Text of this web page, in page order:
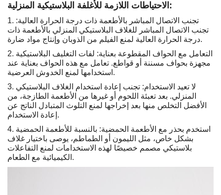
الاحتياطات اللازمة للأغلفة البلاستيكية المنزلية:
1. تجنب الاتصال المباشر بالأطعمة ذات درجة الحرارة العالية:
تجنب الاتصال المباشر للغلاف البلاستيكي المنزلي بالأطعمة ذات
درجة الحرارة العالية لمنع الفيلم من الذوبان وإنتاج مواد ضارة.
2. التعامل مع الحواف المقطوعة بعناية: لفات التغليف البلاستيكية
مجهزة بحواف مسننة أو قواطع. تعامل مع هذه الحواف بعناية عند
استخدامها لمنع الخدوش العرضية.
3. لا تعيد الاستخدام: تجنب إعادة استخدام الغلاف البلاستيكي
المنزلي. بعد تعبئة اللحوم أو غيرها من الأطعمة الطازجة، من
الأفضل التخلص منها بعد إخراجها لمنع التلوث المتبادل الناتج عن
إعادة الاستخدام.
4. استخدم بحذر مع الأطعمة الحمضية: بالنسبة للأطعمة الحمضية
بشكل خاص، مثل الليمون أو الطماطم، يوصى باختيار غلاف
بلاستيكي مصمم خصيصًا لهذه الاستخدامات لمنع التفاعلات
الكيميائية مع الطعام.